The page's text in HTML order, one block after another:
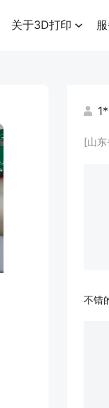
关于3D打印
[山
不错